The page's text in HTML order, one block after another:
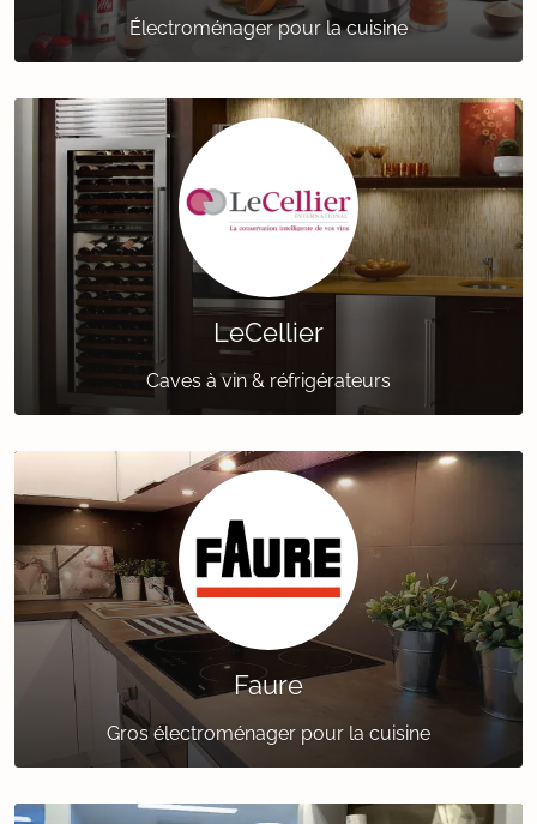
Électroménager pour la cuisine
LeCellier
Caves à vin & réfrigérateurs
Faure
Gros électroménager pour la cuisine